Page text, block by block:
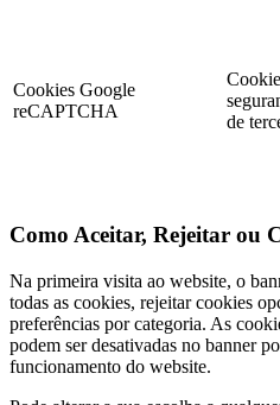
Cookies Google
reCAPTCHA
de
Como Aceitar, Rejeitar ou
Na primeira visita ao website, o
todas as cookies, rejeitar cookies
preferências por categoria. As
podem ser desativadas no banner
funcionamento do website.